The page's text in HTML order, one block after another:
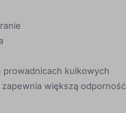
prowadnicach kulkowych
większą odporność